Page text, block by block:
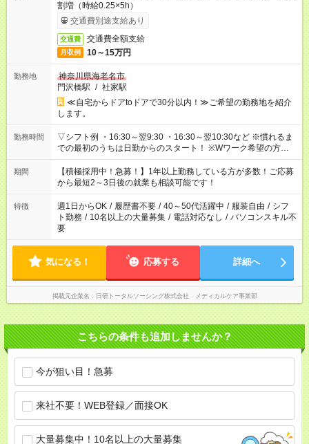
割増（時給0.25×5h）
交通費別途支給あり
交通費 交通費全額支給
月収例 10～15万円
勤務地
神奈川県海老名市
門沢橋駅 / 社家駅
≪自宅からドアtoドアで30分以内！≫ご希望の勤務地を紹介
します。
勤務時間
▽シフト例 ・16:30～翌9:30 ・16:30～翌10:30など ※慣れるま
での最初のうちは日勤からのスタート！ ※Wワーク希望の方へ
今ご覧のお仕事で希望する勤務時間と、もう1つのお仕事の勤務
時間。 合計で週40時間を超える場合は応募できません。
期間
【積極採用中！急募！】1年以上勤務している方が多数！ご応募
から最短2～3日後の就業も相談可能です！
特徴 週1日からOK / 履歴書不要 / 40～50代活躍中 / 服装自由 / シフ
ト勤務 / 10名以上の大量募集 / 電話対応なし / パソコンスキル不
要
気になる！ 応募する 詳細へ
掲載元企業名 日研トータルソーシング株式会社 メディカルケア事業部
こちらの条件も追加しませんか？
今が狙い目！急募
来社不要！WEB登録／面接OK
大量募集中！10名以上の大量募集